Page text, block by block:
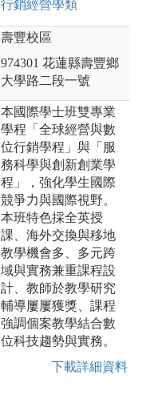
行銷經營學類
壽豐校區
974301 花蓮縣壽豐鄉
大學路二段一號
本國際學士班雙專業
學程「全球經營與數
位行銷學程」與「服
務科學與創新創業學
程」，強化學生國際
競爭力與國際視野。
本班特色採全英授
課、海外交換與移地
教學機會多、多元跨
域與實務兼重課程設
計、教師於教學研究
輔導屢屢獲獎、課程
強調個案教學結合數
位科技趨勢與實務。
下載詳細資料